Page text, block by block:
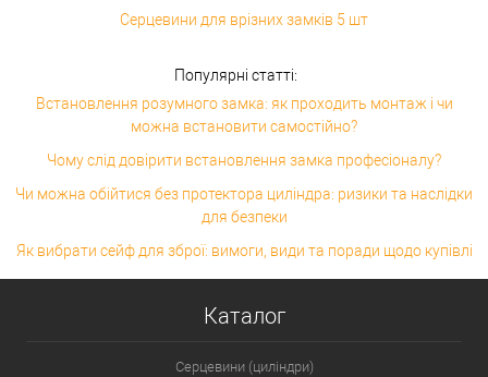
Серцевини для врізних замків 5 шт
Популярні статті:
Встановлення розумного замка: як проходить монтаж і чи
можна встановити самостійно?
Чому слід довірити встановлення замка професіоналу?
Чи можна обійтися без протектора циліндра: ризики та наслідки
для безпеки
Як вибрати сейф для зброї: вимоги, види та поради щодо купівлі
Каталог
Серцевини (циліндри)